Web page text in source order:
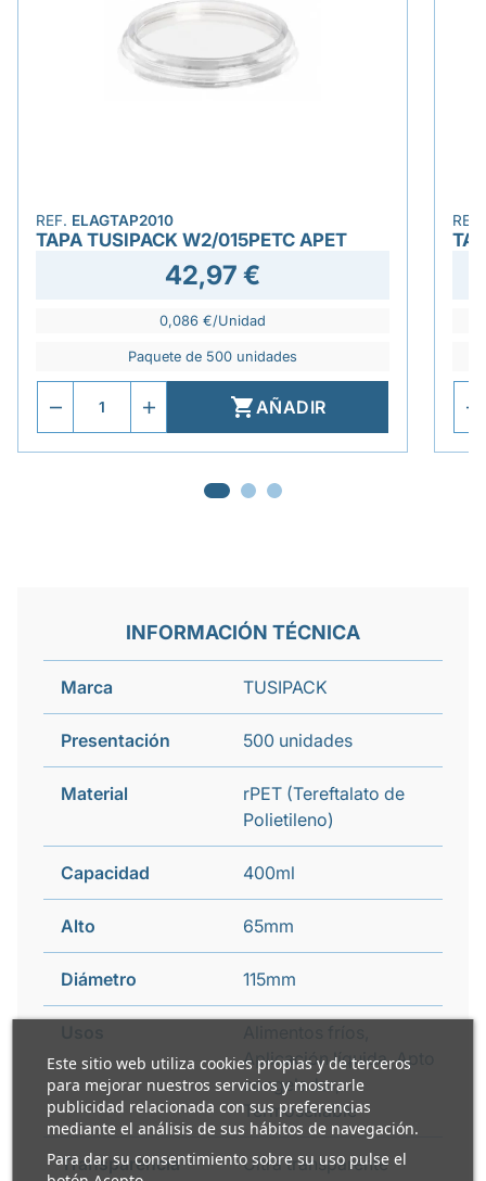
Este sitio web utiliza cookies propias y de terceros
para mejorar nuestros servicios y mostrarle
publicidad relacionada con sus preferencias
mediante el análisis de sus hábitos de navegación.
Para dar su consentimiento sobre su uso pulse el
REF. ELAGTAP2010
TAPA TUSIPACK W2/015PETC APET
42,97 €
0,086 €/Unidad
Paquete de 500 unidades
AÑADIR
INFORMACIÓN TÉCNICA
Marca TUSIPACK
Presentación 500 unidades
Material
rPET (Tereftalato de
Polietileno)
Capacidad 400ml
Alto 65mm
Diámetro 115mm
Aplicación líquida, Apto
congelador,
Termosellable
Transparencia Ultra transparente